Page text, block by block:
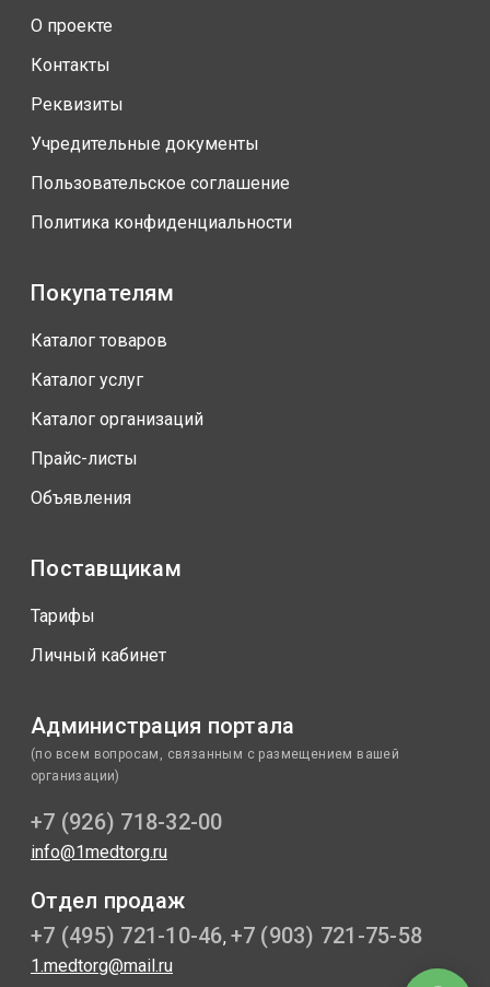
О проекте
Контакты
Реквизиты
Учредительные документы
Пользовательское соглашение
Политика конфиденциальности
Покупателям
Каталог товаров
Каталог услуг
Каталог организаций
Прайс-листы
Объявления
Поставщикам
Тарифы
Личный кабинет
Администрация портала
(по всем вопросам, связанным с размещением вашей
организации)
+7 (926) 718-32-00
info@1medtorg.ru
Отдел продаж
+7 (495) 721-10-46, +7 (903) 721-75-58
1.medtorg@mail.ru